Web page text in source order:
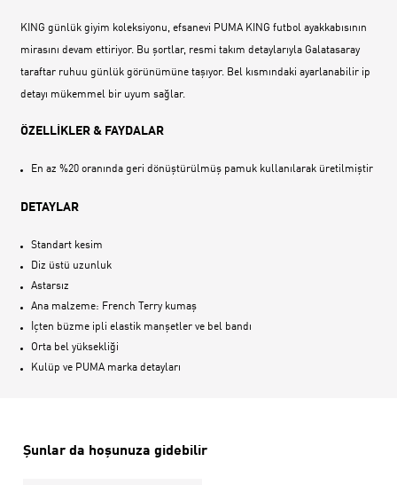
KING günlük giyim koleksiyonu, efsanevi PUMA KING futbol ayakkabısının
mirasını devam ettiriyor. Bu şortlar, resmi takım detaylarıyla Galatasaray
taraftar ruhuu günlük görünümüne taşıyor. Bel kısmındaki ayarlanabilir ip
detayı mükemmel bir uyum sağlar.
ÖZELLİKLER & FAYDALAR
En az %20 oranında geri dönüştürülmüş pamuk kullanılarak üretilmiştir
DETAYLAR
Standart kesim
Diz üstü uzunluk
Astarsız
Ana malzeme: French Terry kumaş
İçten büzme ipli elastik manşetler ve bel bandı
Orta bel yüksekliği
Kulüp ve PUMA marka detayları
Şunlar da hoşunuza gidebilir